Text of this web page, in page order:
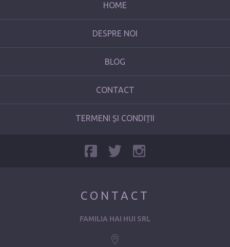
HOME
DESPRE NOI
BLOG
CONTACT
TERMENI ȘI CONDIȚII
CONTACT
FAMILIA HAI HUI SRL